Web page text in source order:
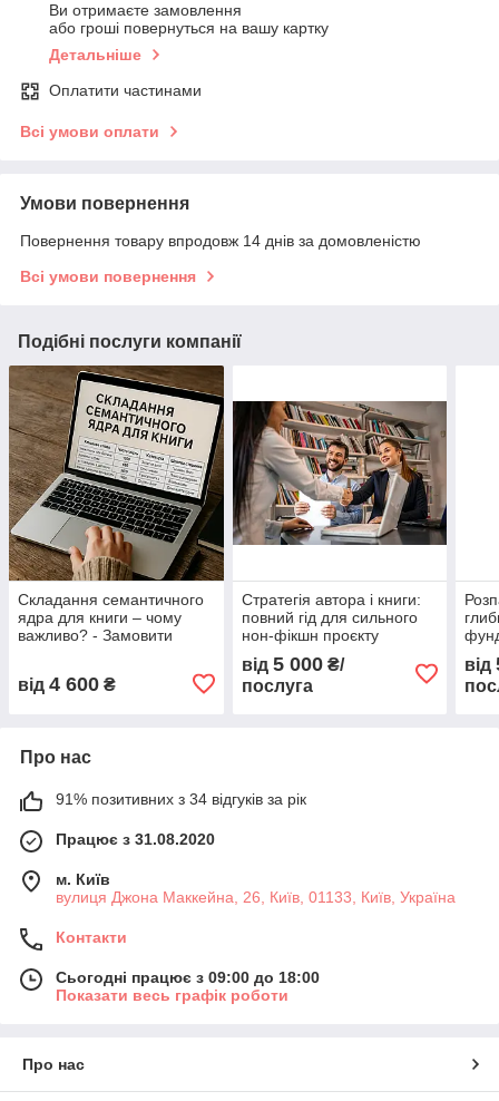
Ви отримаєте замовлення
або гроші повернуться на вашу картку
Детальніше
Оплатити частинами
Всі умови оплати
Умови повернення
Повернення товару впродовж 14 днів за домовленістю
Всі умови повернення
Подібні послуги компанії
Складання семантичного
ядра для книги – чому
важливо? - Замовити
від 4 600 ₴
Стратегія автора і книги:
повний гід для сильного
нон-фікшн проєкту
від 5 000₴/
послуга
від
Про нас
91% позитивних з 34 відгуків за рік
Працює з 31.08.2020
м. Київ
вулиця Джона Маккейна, 26, Київ, 01133, Київ, Україна
Контакти
Сьогодні працює з 09:00 до 18:00
Показати весь графік роботи
Про нас